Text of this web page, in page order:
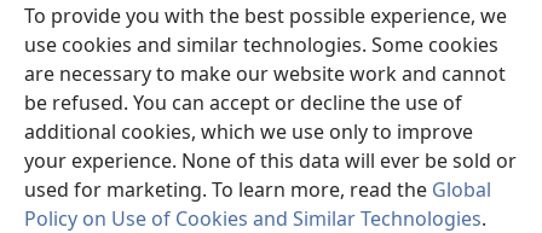
To provide you with the best possible experience, we
use cookies and similar technologies. Some cookies
are necessary to make our website work and cannot
be refused. You can accept or decline the use of
additional cookies, which we use only to improve
your experience. None of this data will ever be sold or
used for marketing. To learn more, read the Global
Policy on Use of Cookies and Similar Technologies.
Wesẹdotẹn Intẹnẹt Ji Tọn Watchtower Tọn
(opens
new
window)JW Hub
(opens
new
window)Azọ́nwanu JW Library